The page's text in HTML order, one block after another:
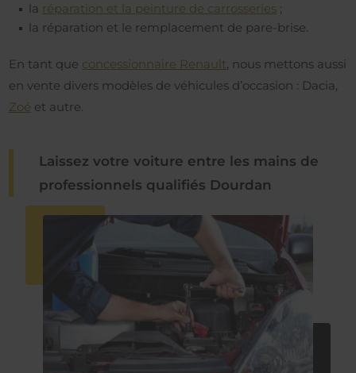
la réparation et la peinture de carrosseries;
la réparation et le remplacement de pare-brise.
En tant que concessionnaire Renault, nous mettons aussi
en vente divers modèles de véhicules d’occasion : Dacia,
Zoé et autre.
Laissez votre voiture entre les mains de
professionnels qualifiés Dourdan